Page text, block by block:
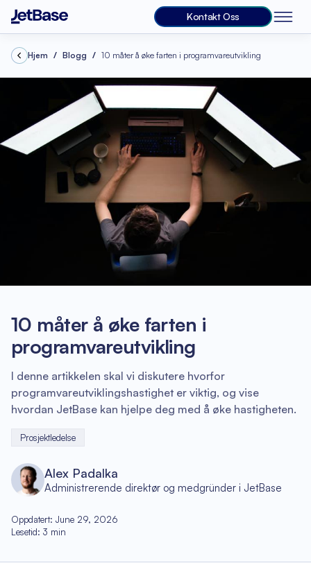
Kontakt Oss
Hjem Blogg 10 måter å øke farten i programvareutvikling
10 måter å øke farten i
programvareutvikling
I denne artikkelen skal vi diskutere hvorfor
programvareutviklingshastighet er viktig, og vise
hvordan JetBase kan hjelpe deg med å øke hastigheten.
Prosjektledelse
Alex Padalka
Administrerende direktør og medgründer i JetBase
Oppdatert: June 29, 2026
Lesetid: 3 min